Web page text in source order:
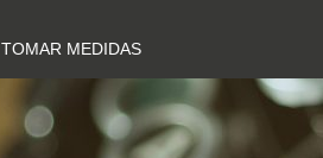
TOMAR MEDIDAS